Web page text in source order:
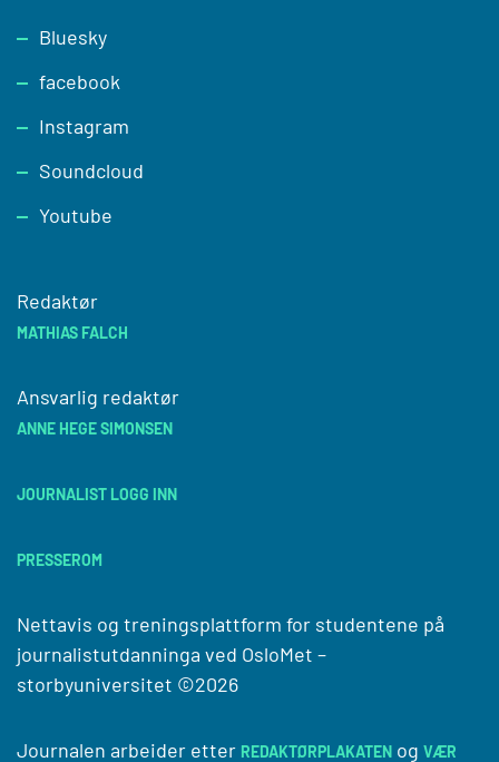
Footer
Bluesky
facebook
Instagram
Soundcloud
Youtube
Redaktør
MATHIAS FALCH
Ansvarlig redaktør
ANNE HEGE SIMONSEN
JOURNALIST LOGG INN
PRESSEROM
Nettavis og treningsplattform for studentene på
journalistutdanninga ved OsloMet –
storbyuniversitet ©2026
Journalen arbeider etter REDAKTØRPLAKATEN og VÆR